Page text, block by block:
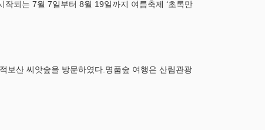
되는 7월 7일부터 8월 19일까지 여름축제 ‘초록만
보산 씨앗숲을 방문하였다.명품숲 여행은 산림관광